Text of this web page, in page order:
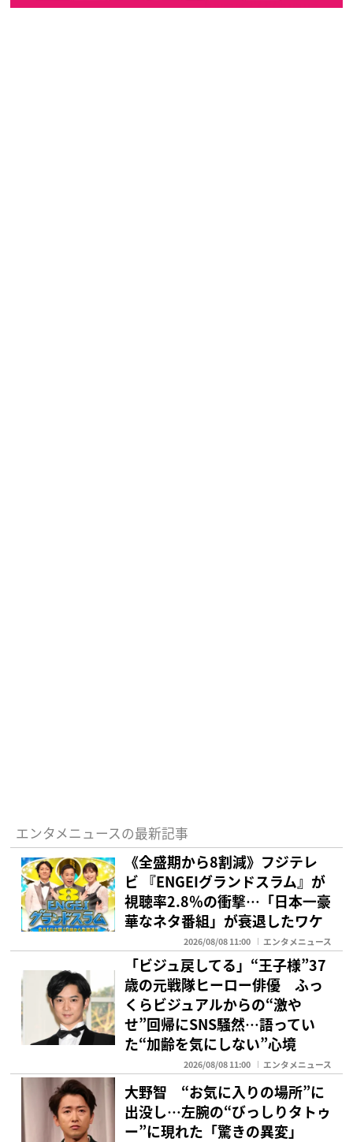
エンタメニュースの最新記事
《全盛期から8割減》フジテレ
ビ 『ENGEIグランドスラム』が
視聴率2.8％の衝撃…「日本一豪
華なネタ番組」が衰退したワケ
2026/08/08 11:00 エンタメニュース
「ビジュ戻してる」“王子様”37
歳の元戦隊ヒーロー俳優 ふっ
くらビジュアルからの“激や
せ”回帰にSNS騒然…語ってい
た“加齢を気にしない”心境
2026/08/08 11:00 エンタメニュース
大野智 “お気に入りの場所”に
出没し…左腕の“びっしりタトゥ
ー”に現れた「驚きの異変」